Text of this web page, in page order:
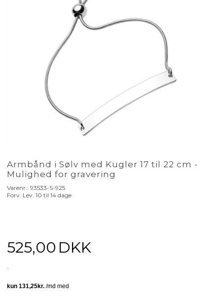
Armbånd i Sølv med Kugler 17 til 22 cm -
Mulighed for gravering
Varenr.:93533-S-925
Forv. Lev. 10 til 14 dage
525,00 DKK